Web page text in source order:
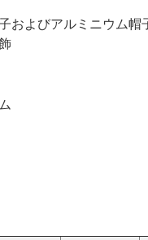
およびアルミニウム帽